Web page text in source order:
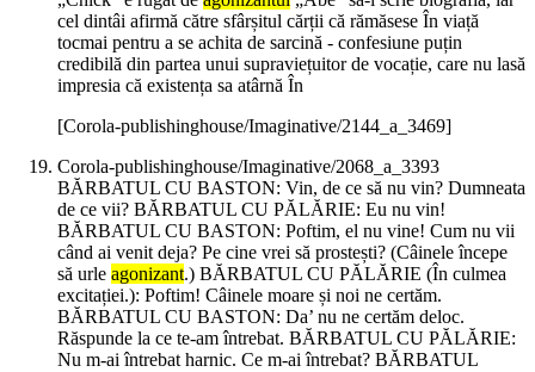
cel dintâi afirmă către sfârșitul cărții că rămăsese În viață
tocmai pentru a se achita de sarcină - confesiune puțin
credibilă din partea unui supraviețuitor de vocație, care nu lasă
impresia că existența sa atârnă În
[Corola-publishinghouse/Imaginative/2144_a_3469]
Corola-publishinghouse/Imaginative/2068_a_3393
BĂRBATUL CU BASTON: Vin, de ce să nu vin? Dumneata
de ce vii? BĂRBATUL CU PĂLĂRIE: Eu nu vin!
BĂRBATUL CU BASTON: Poftim, el nu vine! Cum nu vii
când ai venit deja? Pe cine vrei să prostești? (Câinele începe
să urle agonizant.) BĂRBATUL CU PĂLĂRIE (În culmea
excitației.): Poftim! Câinele moare și noi ne certăm.
BĂRBATUL CU BASTON: Da’ nu ne certăm deloc.
Răspunde la ce te-am întrebat. BĂRBATUL CU PĂLĂRIE:
Nu m-ai întrebat harnic. Ce m-ai întrebat? BĂRBATUL